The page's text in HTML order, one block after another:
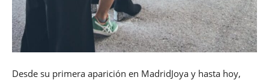
Desde su primera aparición en MadridJoya y hasta hoy,